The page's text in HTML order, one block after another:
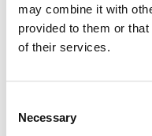
may combine it with
provided to them or
of their services.
Selection
Necessary
heures supplémentaires